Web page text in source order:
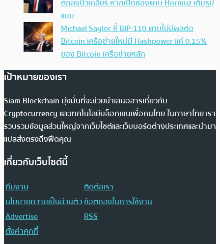
ตกลงนิวเคลียร์ หากเปิดช่องแคบ Hormuz เต็มรูป
แบบ
Michael Saylor ชี้ BIP-110 แทบไม่มีผลต่อ
Bitcoin เครือข่ายใหม่มี Hashpower แค่ 0.15%
ของ Bitcoin เครือข่ายหลัก
เป้าหมายของเรา
Siam Blockchain มุ่งมั่นที่จะช่วยนำเสนอสารเกี่ยวกับ
Cryptocurrency และเทคโนโลยีบล็อกเชนเพื่อคนไทย ในภาษาไทย เรา
รวบรวมข้อมูลส่วนใหญ่จากเว็บไซต์และเว็บบอร์ดต่างประเทศและนำมา
แปลส่งตรงถึงฟีดคุณ
เกี่ยวกับเว็บไซต์นี้
ทีมงาน
ติดต่อเรา
นโยบายความเป็นส่วนตัวข้อตกลงในการใช้งาน
Advertise
RSS
ตั้งค่าคุกกี้